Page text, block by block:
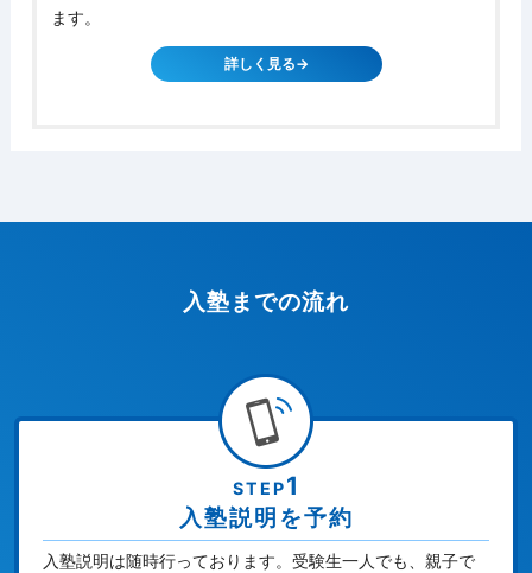
ます。
詳しく見る→
入塾までの流れ
STEP1
入塾説明を予約
入塾説明は随時行っております。受験生一人でも、親子で